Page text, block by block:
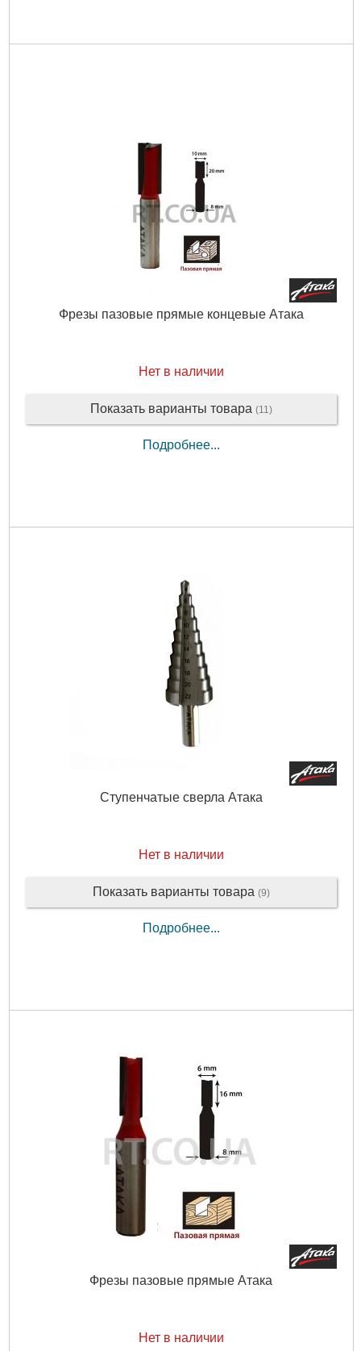
Фрезы пазовые прямые концевые Атака
Нет в наличии
Показать варианты товара (11)
Подробнее...
Ступенчатые сверла Атака
Нет в наличии
Показать варианты товара (9)
Подробнее...
Фрезы пазовые прямые Атака
Нет в наличии